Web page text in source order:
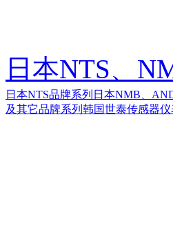
日本NTS、
日本NTS品牌系列 日本NMB、
及其它品牌系列 韩国世泰传感器仪